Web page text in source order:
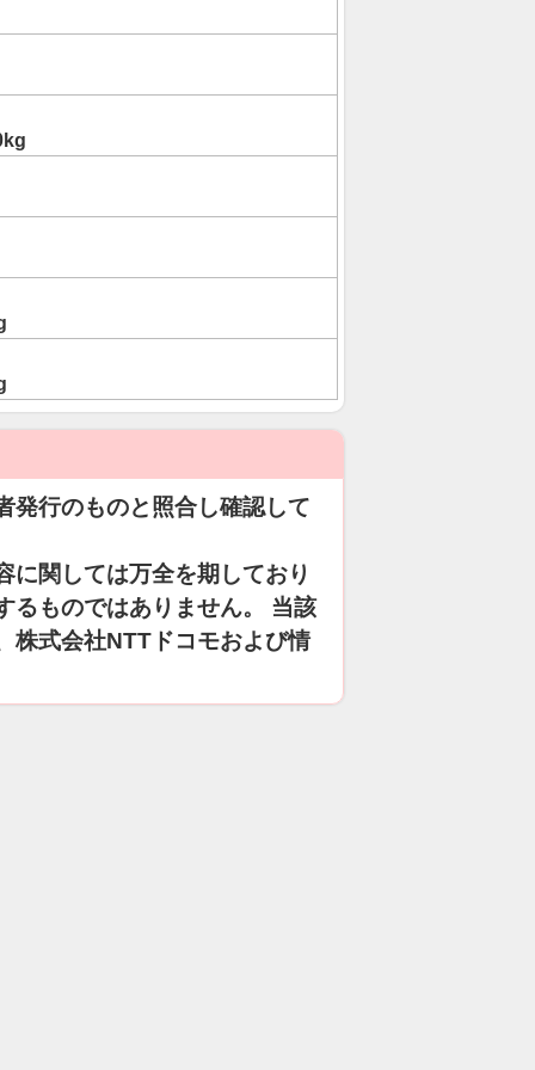
発行のものと照合し確認して
に関しては万全を期しており
るものではありません。 当該
株式会社NTTドコモおよび情